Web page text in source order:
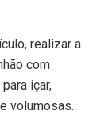
realizar a
com
içar,
volumosas.